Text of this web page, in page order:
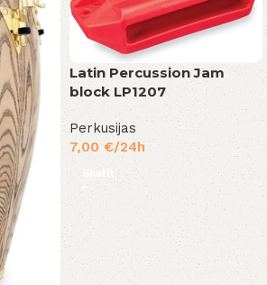
Latin Percussion Jam
block LP1207
Perkusijas
7,00 €/24h